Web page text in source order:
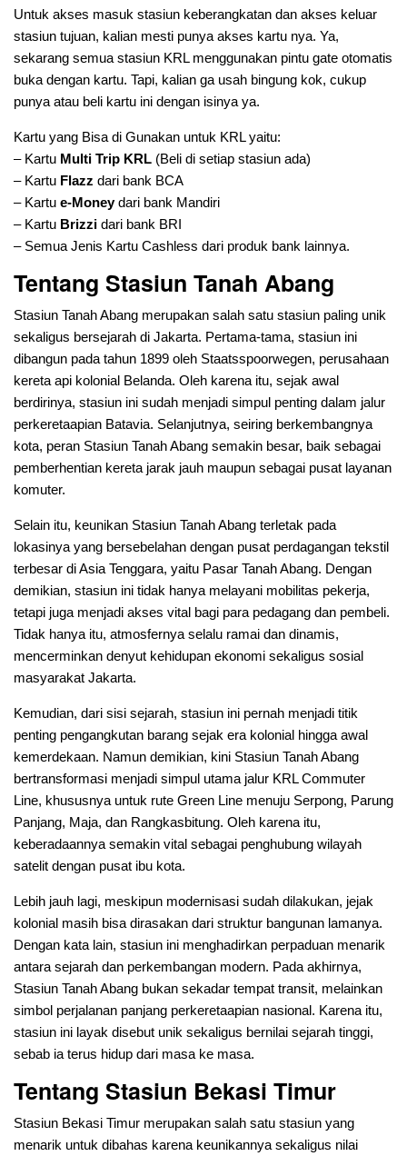
Untuk akses masuk stasiun keberangkatan dan akses keluar
stasiun tujuan, kalian mesti punya akses kartu nya. Ya,
sekarang semua stasiun KRL menggunakan pintu gate otomatis
buka dengan kartu. Tapi, kalian ga usah bingung kok, cukup
punya atau beli kartu ini dengan isinya ya.
Kartu yang Bisa di Gunakan untuk KRL yaitu:
– Kartu Multi Trip KRL (Beli di setiap stasiun ada)
– Kartu Flazz dari bank BCA
– Kartu e-Moneydari bank Mandiri
– Kartu Brizzi dari bank BRI
– Semua Jenis Kartu Cashless dari produk bank lainnya.
Tentang Stasiun Tanah Abang
Stasiun Tanah Abang merupakan salah satu stasiun paling unik
sekaligus bersejarah di Jakarta. Pertama-tama, stasiun ini
dibangun pada tahun 1899 oleh Staatsspoorwegen, perusahaan
kereta api kolonial Belanda. Oleh karena itu, sejak awal
berdirinya, stasiun ini sudah menjadi simpul penting dalam jalur
perkeretaapian Batavia. Selanjutnya, seiring berkembangnya
kota, peran Stasiun Tanah Abang semakin besar, baik sebagai
pemberhentian kereta jarak jauh maupun sebagai pusat layanan
komuter.
Selain itu, keunikan Stasiun Tanah Abang terletak pada
lokasinya yang bersebelahan dengan pusat perdagangan tekstil
terbesar di Asia Tenggara, yaitu Pasar Tanah Abang. Dengan
demikian, stasiun ini tidak hanya melayani mobilitas pekerja,
tetapi juga menjadi akses vital bagi para pedagang dan pembeli.
Tidak hanya itu, atmosfernya selalu ramai dan dinamis,
mencerminkan denyut kehidupan ekonomi sekaligus sosial
masyarakat Jakarta.
Kemudian, dari sisi sejarah, stasiun ini pernah menjadi titik
penting pengangkutan barang sejak era kolonial hingga awal
kemerdekaan. Namun demikian, kini Stasiun Tanah Abang
bertransformasi menjadi simpul utama jalur KRL Commuter
Line, khususnya untuk rute Green Line menuju Serpong, Parung
Panjang, Maja, dan Rangkasbitung. Oleh karena itu,
keberadaannya semakin vital sebagai penghubung wilayah
satelit dengan pusat ibu kota.
Lebih jauh lagi, meskipun modernisasi sudah dilakukan, jejak
kolonial masih bisa dirasakan dari struktur bangunan lamanya.
Dengan kata lain, stasiun ini menghadirkan perpaduan menarik
antara sejarah dan perkembangan modern. Pada akhirnya,
Stasiun Tanah Abang bukan sekadar tempat transit, melainkan
simbol perjalanan panjang perkeretaapian nasional. Karena itu,
stasiun ini layak disebut unik sekaligus bernilai sejarah tinggi,
sebab ia terus hidup dari masa ke masa.
Tentang Stasiun Bekasi Timur
Stasiun Bekasi Timur merupakan salah satu stasiun yang
menarik untuk dibahas karena keunikannya sekaligus nilai